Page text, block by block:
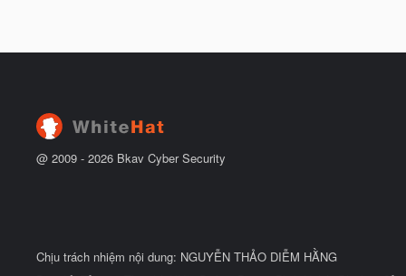
@ 2009 - 2026 Bkav Cyber Security
Chịu trách nhiệm nội dung: NGUYỄN THẢO DIỄM HẰNG